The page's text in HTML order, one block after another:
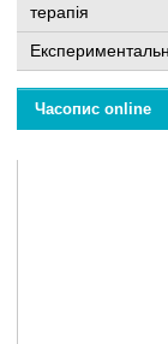
терапія
Часопис online